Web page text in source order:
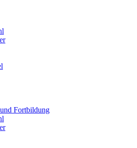
Fortbildung